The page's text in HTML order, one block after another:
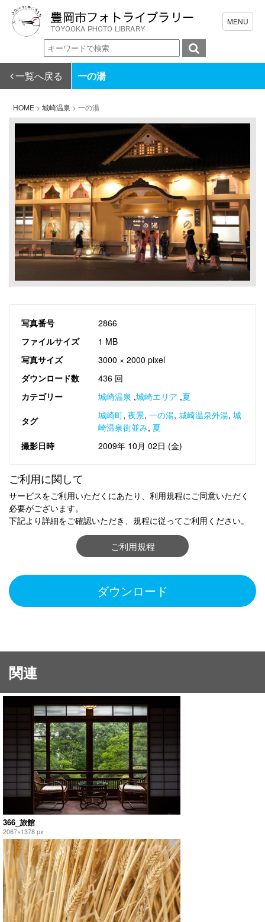
一覧へ戻る 一の湯
HOME > 城崎温泉 > 一の湯
写真番号
2866
ファイルサイズ
1 MB
写真サイズ
3000 × 2000 pixel
ダウンロード数
436 回
カテゴリー
城崎温泉 ,城崎エリア ,夏
タグ 城崎町, 夜景, 一の湯, 城崎温泉外湯, 城
崎温泉街並み, 夏
撮影日時
2009年 10月 02日 (金)
ご利用に関して
サービスをご利用いただくにあたり、利用規程にご同意いただく
必要がございます。
下記より詳細をご確認いただき、規程に従ってご利用ください。
ご利用規程
ダウンロード
関連
366_旅館
2067×1378 px